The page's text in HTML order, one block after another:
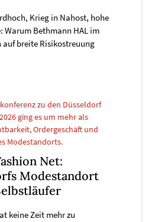
Krieg in Nahost, hohe
Warum Bethmann HAL im
breite Risikostreuung
zu den Düsseldorf
ging es um mehr als
Ordergeschäft und
Modestandorts.
Net:
Modestandort
keine Zeit mehr zu